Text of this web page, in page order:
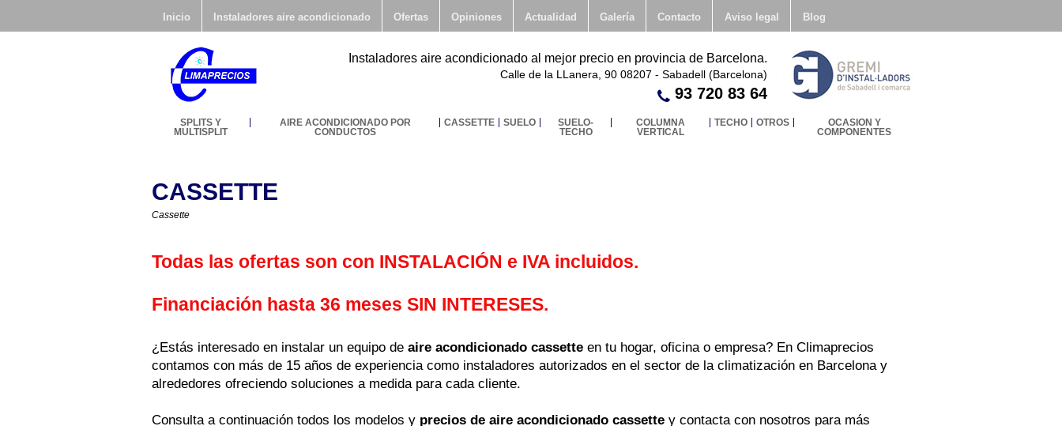
Inicio Instaladores aire acondicionado Ofertas Opiniones Actualidad Galería Contacto Aviso legal Blog
Instaladores aire acondicionado al mejor precio en provincia de Barcelona.
Calle de la LLanera, 90 08207 - Sabadell (Barcelona)
93 720 83 64
SPLITS Y
MULTISPLIT
AIRE ACONDICIONADO POR
CONDUCTOS
CASSETTE SUELO
SUELO-
TECHO
COLUMNA
VERTICAL
TECHO OTROS
OCASION Y
COMPONENTES
CASSETTE
Cassette
Todas las ofertas son con INSTALACIÓN e IVA incluidos.
Financiación hasta 36 meses SIN INTERESES.
¿Estás interesado en instalar un equipo de aire acondicionado cassette en tu hogar, oficina o empresa? En Climaprecios
contamos con más de 15 años de experiencia como instaladores autorizados en el sector de la climatización en Barcelona y
alrededores ofreciendo soluciones a medida para cada cliente.
Consulta a continuación todos los modelos y precios de aire acondicionado cassette y contacta con nosotros para más